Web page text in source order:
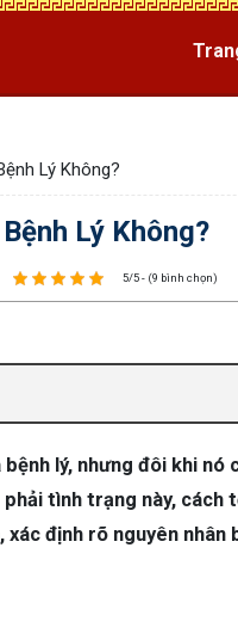
Lý Không?
Lý Không?
5/5 - (9 bình chọn)
lý, nhưng đôi khi nó
tình trạng này, cách
định rõ nguyên nhân